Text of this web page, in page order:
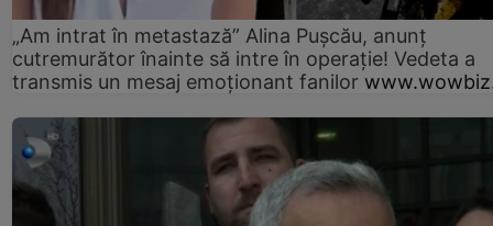
„Am intrat în metastază” Alina Pușcău, anunț
cutremurător înainte să intre în operație! Vedeta a
transmis un mesaj emoționant fanilor